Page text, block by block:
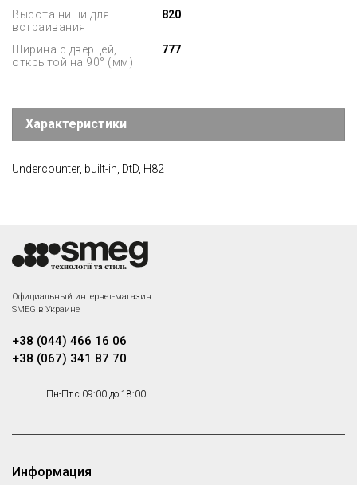
Высота ниши для
встраивания
820
Ширина с дверцей,
открытой на 90° (мм)
777
Характеристики
Undercounter, built-in, DtD, H82
Официальный интернет-магазин
SMEG в Украине
+38 (044) 466 16 06
+38 (067) 341 87 70
Пн-Пт с 09:00 до 18:00
Информация